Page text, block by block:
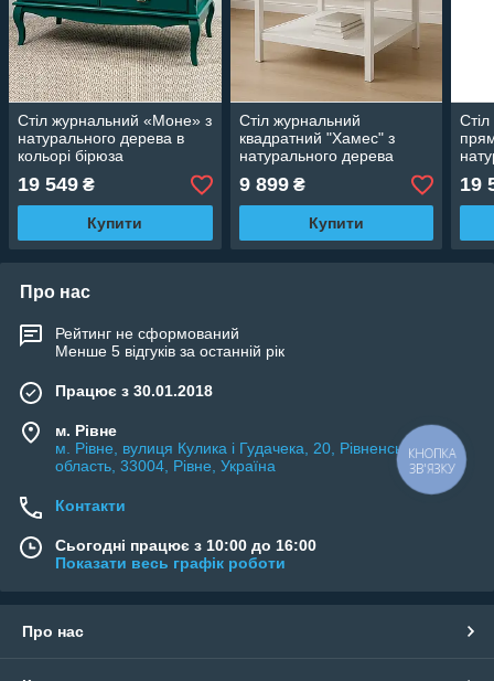
Стіл журнальний «Моне» з
натурального дерева в
кольорі бірюза
19 549 ₴
Купити
Стіл журнальний
квадратний "Хамес" з
натурального дерева
9 899₴
Купити
19
Про нас
Рейтинг не сформований
Менше 5 відгуків за останній рік
Працює з 30.01.2018
м. Рівне
м. Рівне, вулиця Кулика і Гудачека, 20, Рівненська
область, 33004, Рівне, Україна
Контакти
Сьогодні працює з 10:00 до 16:00
Показати весь графік роботи
Про нас
КНОПКА
ЗВ'ЯЗКУ